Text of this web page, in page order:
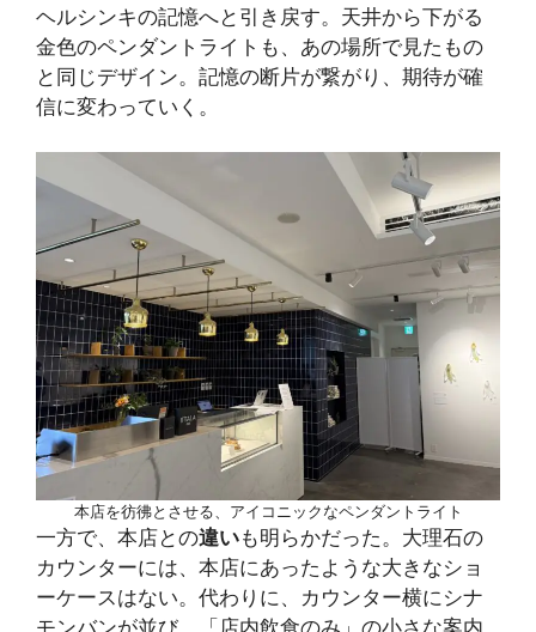
ヘルシンキの記憶へと引き戻す。天井から下がる
金色のペンダントライトも、あの場所で見たもの
と同じデザイン。記憶の断片が繋がり、期待が確
信に変わっていく。
本店を彷彿とさせる、アイコニックなペンダントライト
一方で、本店との違いも明らかだった。大理石の
カウンターには、本店にあったような大きなショ
ーケースはない。代わりに、カウンター横にシナ